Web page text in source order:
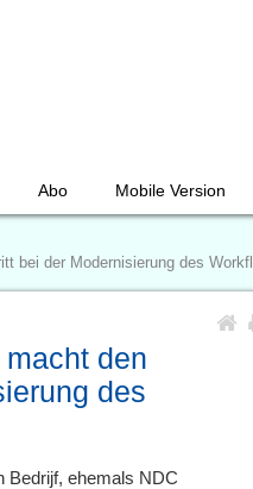
Abo Mobile Version
bei der Modernisierung des
den
des
Bedrijf, ehemals NDC